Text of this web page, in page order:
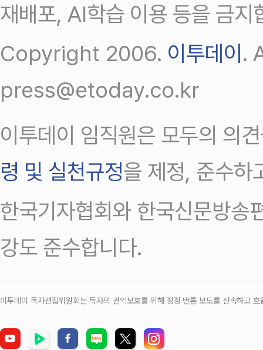
재배포, AI학습 이용 등을 금지
Copyright 2006. 이투데이.
press@etoday.co.kr
이투데이 임직원은 모두의 의
령 및 실천규정을 제정, 준수하
한국기자협회와 한국신문방송
강도 준수합니다.
이투데이 독자편집위원회는 독자의 권익보호를 위해 정정‧반론 보도를 신속하고